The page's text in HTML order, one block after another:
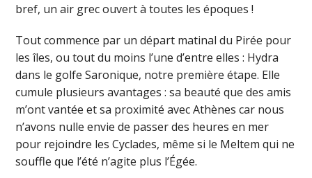
bref, un air grec ouvert à toutes les époques !
Tout commence par un départ matinal du Pirée pour
les îles, ou tout du moins l’une d’entre elles : Hydra
dans le golfe Saronique, notre première étape. Elle
cumule plusieurs avantages : sa beauté que des amis
m’ont vantée et sa proximité avec Athènes car nous
n’avons nulle envie de passer des heures en mer
pour rejoindre les Cyclades, même si le Meltem qui ne
souffle que l’été n’agite plus l’Égée.